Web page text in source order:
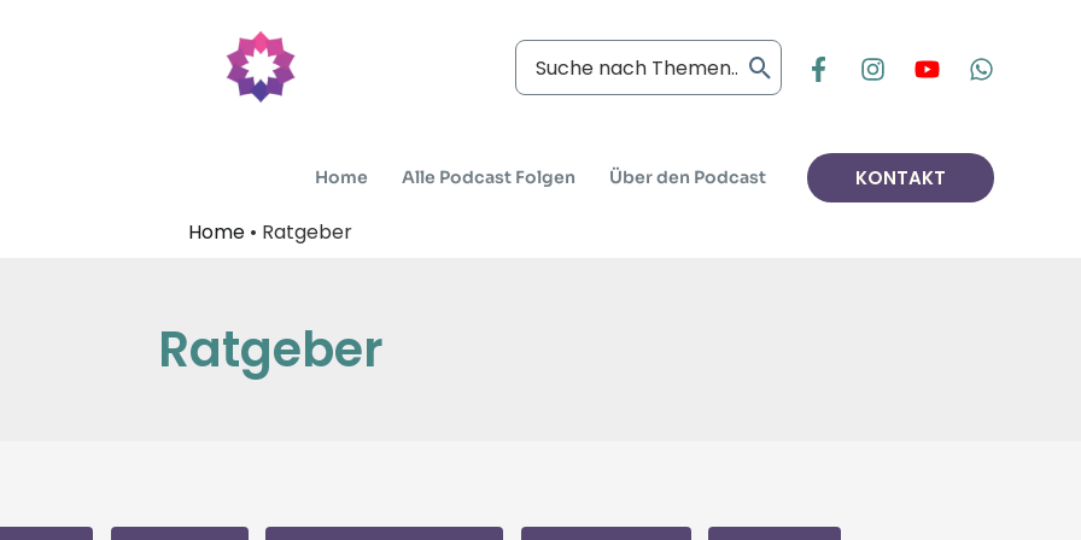
Search
for:
Home Alle Podcast Folgen Über den Podcast KONTAKT
Home • Ratgeber
Ratgeber